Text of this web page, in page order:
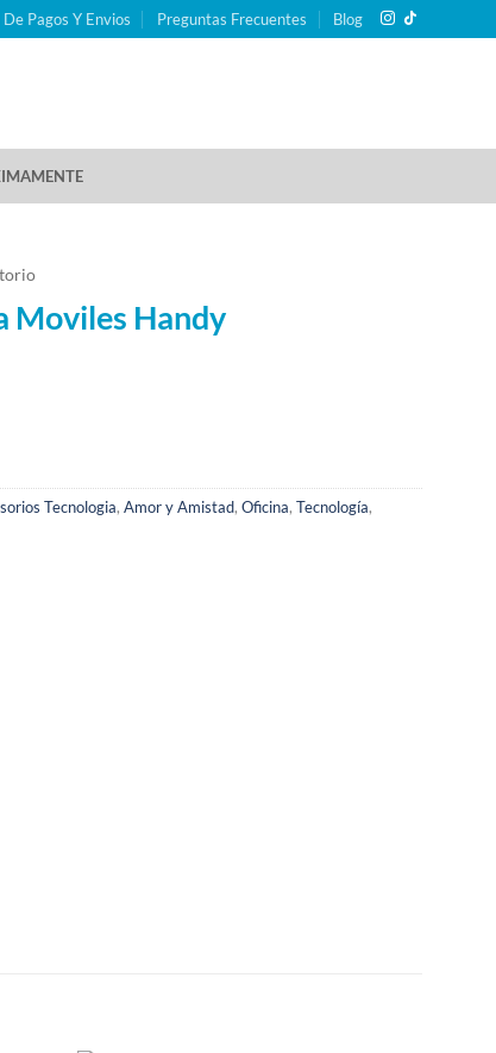
Pagos Y Envios Preguntas Frecuentes Blog
Moviles Handy
Tecnologia, Amor y Amistad, Oficina, Tecnología,